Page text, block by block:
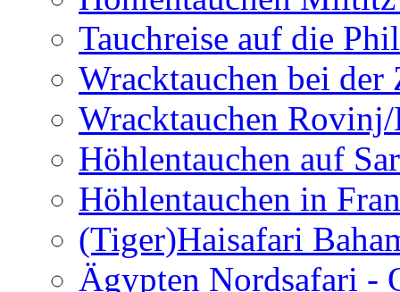
Tauchreise auf die
Wracktauchen bei der
Wracktauchen
Höhlentauchen auf
Höhlentauchen in
(Tiger)Haisafari
Ägypten Nordsafari -